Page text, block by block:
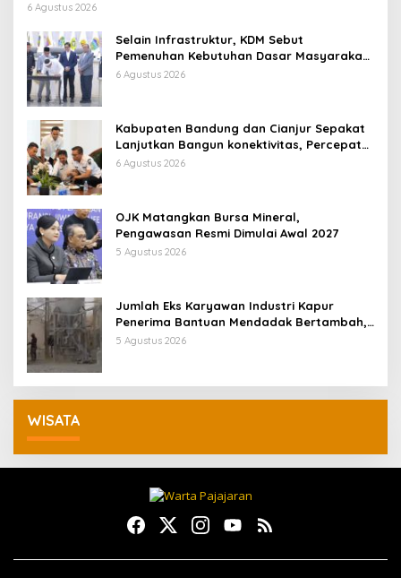
6 Agustus 2026
Selain Infrastruktur, KDM Sebut
Pemenuhan Kebutuhan Dasar Masyarakat
Jadi Fokus APBD Jabar 2027
6 Agustus 2026
Kabupaten Bandung dan Cianjur Sepakat
Lanjutkan Bangun konektivitas, Percepat
Pertumbuhan Ekonomi Daerah
6 Agustus 2026
OJK Matangkan Bursa Mineral,
Pengawasan Resmi Dimulai Awal 2027
5 Agustus 2026
Jumlah Eks Karyawan Industri Kapur
Penerima Bantuan Mendadak Bertambah,
KDM: Kita Identifikasi
5 Agustus 2026
WISATA